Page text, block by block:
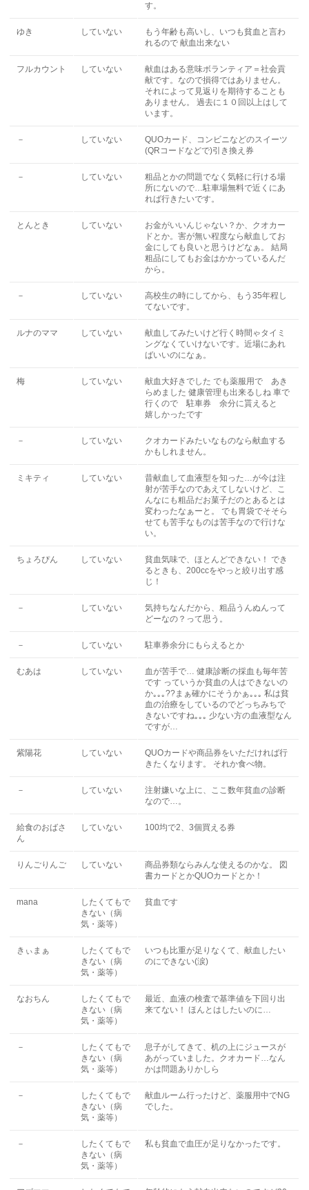
す。
ゆき していない
もう年齢も高いし、いつも貧血と言わ
れるので 献血出来ない
フルカウント していない
献血はある意味ボランティア＝社会貢
献です。なので損得ではありません。
それによって見返りを期待することも
ありません。 過去に１０回以上はして
います。
－ していない
QUOカード、コンビニなどのスイーツ
(QRコードなどで)引き換え券
－ していない
粗品とかの問題でなく気軽に行ける場
所にないので…駐車場無料で近くにあ
れば行きたいです。
とんとき していない
お金がいいんじゃない？か、クオカー
ドとか。害が無い程度なら献血してお
金にしても良いと思うけどなぁ。 結局
粗品にしてもお金はかかっているんだ
から。
－ していない
高校生の時にしてから、もう35年程し
てないです。
ルナのママ していない
献血してみたいけど行く時間ゃタイミ
ングなくていけないです。近場にあれ
ばいいのになぁ。
梅 していない
献血大好きでした でも薬服用で あき
らめました 健康管理も出来るしね 車で
行くので 駐車券 余分に貰えると
嬉しかったです
－ していない
クオカードみたいなものなら献血する
かもしれません。
ミキティ していない
昔献血して血液型を知った…が今は注
射が苦手なのであえてしないけど、こ
んなにも粗品だお菓子だのとあるとは
変わったなぁーと。 でも胃袋でそそら
せても苦手なものは苦手なので行けな
い。
ちょろぴん していない
貧血気味で、ほとんどできない！ でき
るときも、200ccをやっと絞り出す感
じ！
－ していない
気持ちなんだから、粗品うんぬんって
どーなの？って思う。
－ していない 駐車券余分にもらえるとか
むあは していない
血が苦手で… 健康診断の採血も毎年苦
です っていうか貧血の人はできないの
か｡｡｡??まぁ確かにそうかぁ｡｡｡ 私は貧
血の治療をしているのでどっちみちで
きないですね｡｡｡ 少ない方の血液型なん
ですが…
紫陽花 していない
QUOカードや商品券をいただければ行
きたくなります。 それか食べ物。
－ していない
注射嫌いな上に、ここ数年貧血の診断
なので…。
給食のおばさ
ん
していない 100均で2、3個買える券
りんごりんご していない
商品券類ならみんな使えるのかな。 図
書カードとかQUOカードとか！
mana
したくてもで
きない（病
気・薬等）
貧血です
きぃまぁ
したくてもで
きない（病
気・薬等）
いつも比重が足りなくて、献血したい
のにできない(涙)
なおちん
したくてもで
きない（病
気・薬等）
最近、血液の検査で基準値を下回り出
来てない！ ほんとはしたいのに…
－
したくてもで
きない（病
気・薬等）
息子がしてきて、机の上にジュースが
あがっていました。クオカード…なん
かは問題ありかしら
－
したくてもで
きない（病
気・薬等）
献血ルーム行ったけど、薬服用中でNG
でした。
－
したくてもで
きない（病
気・薬等）
私も貧血で血圧が足りなかったです。